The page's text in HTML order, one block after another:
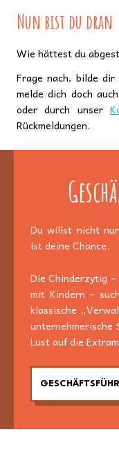
Nun bist du dran
Wie hättest du
Frage nach, bilde
melde dich doch
oder durch unser
Rückmeldungen.
Du willst nicht
ist deine Chance.
Die Chinderzytig
mit Kindern –
klassische
unternehmerische
Lust auf die